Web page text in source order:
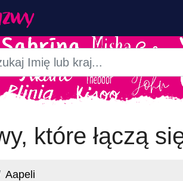
które łączą
Aapeli